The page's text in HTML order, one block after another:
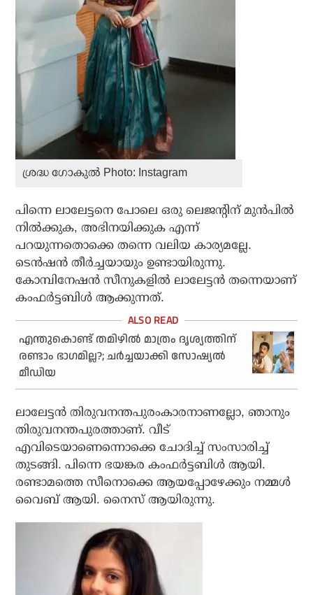
ശ്രദ്ധ ഗോകുല്‍ Photo: Instagram
പിന്നെ ലാലേട്ടനെ പോലെ ഒരു ലെജന്റിന് മുന്‍പില്‍
നില്‍ക്കുക, അഭിനയിക്കുക എന്ന്
പറയുന്നതൊക്കെ തന്നെ വലിയ കാര്യമല്ലേ.
ടെന്‍ഷന്‍ തീര്‍ച്ചയായും ഉണ്ടായിരുന്നു.
കോമ്പിനേഷന്‍ സീനുകളില്‍ ലാലേട്ടന്‍ തന്നെയാണ്
കംഫര്‍ട്ടബിള്‍ ആക്കുന്നത്.
എന്തുകൊണ്ട് തമിഴിൽ മാത്രം ദൃശ്യത്തിന്
രണ്ടാം ഭാഗമില്ല?; ചർച്ചയാക്കി സോഷ്യൽ
മീഡിയ
ലാലേട്ടന്‍ തിരുവനന്തപുരംകാരനാണല്ലോ, ഞാനും
തിരുവനന്തപുരത്താണ്. വീട്
എവിടെയാണെന്നൊക്കെ ചോദിച്ച് സംസാരിച്ച്
തുടങ്ങി. പിന്നെ ഭയങ്കര കംഫര്‍ട്ടബിള്‍ ആയി.
രണ്ടാമത്തെ സീനൊക്കെ ആയപ്പോഴേക്കും നമ്മള്‍
വൈബ് ആയി. നൈസ് ആയിരുന്നു.